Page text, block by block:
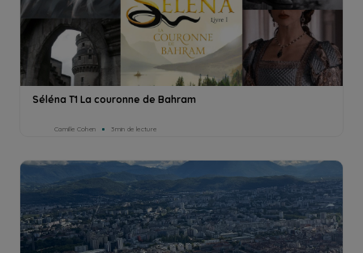
Séléna T1 La couronne de Bahram
Camille Cohen 3min de lecture